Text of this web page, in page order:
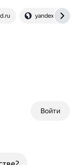
yandex.ru
Войти